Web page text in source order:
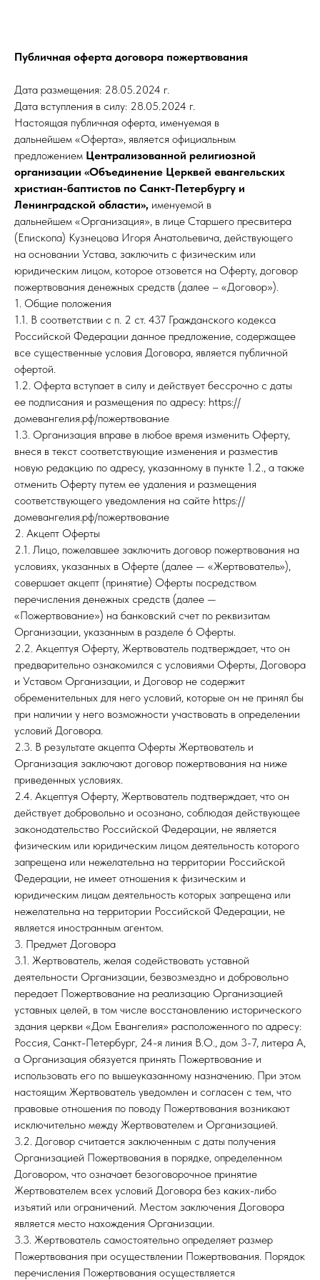
Публичная оферта договора пожертвования
Дата размещения: 28.05.2024 г.
Дата вступления в силу: 28.05.2024 г.
Настоящая публичная оферта, именуемая в
дальнейшем «Оферта», является официальным
предложением Централизованной религиозной
организации «Объединение Церквей евангельских
христиан-баптистов по Санкт-Петербургу и
Ленинградской области», именуемой в
дальнейшем «Организация», в лице Старшего пресвитера
(Епископа) Кузнецова Игоря Анатольевича, действующего
на основании Устава, заключить с физическим или
юридическим лицом, которое отзовется на Оферту, договор
пожертвования денежных средств (далее – «Договор»).
1. Общие положения
1.1. В соответствии с п. 2 ст. 437 Гражданского кодекса
Российской Федерации данное предложение, содержащее
все существенные условия Договора, является публичной
офертой.
1.2. Оферта вступает в силу и действует бессрочно с даты
ее подписания и размещения по адресу: https://
домевангелия.рф/пожертвование
1.3. Организация вправе в любое время изменить Оферту,
внеся в текст соответствующие изменения и разместив
новую редакцию по адресу, указанному в пункте 1.2., а также
отменить Оферту путем ее удаления и размещения
соответствующего уведомления на сайте https://
домевангелия.рф/пожертвование
2. Акцепт Оферты
2.1. Лицо, пожелавшее заключить договор пожертвования на
условиях, указанных в Оферте (далее — «Жертвователь»),
совершает акцепт (принятие) Оферты посредством
перечисления денежных средств (далее —
«Пожертвование») на банковский счет по реквизитам
Организации, указанным в разделе 6 Оферты.
2.2. Акцептуя Оферту, Жертвователь подтверждает, что он
предварительно ознакомился с условиями Оферты, Договора
и Уставом Организации, и Договор не содержит
обременительных для него условий, которые он не принял бы
при наличии у него возможности участвовать в определении
условий Договора.
2.3. В результате акцепта Оферты Жертвователь и
Организация заключают договор пожертвования на ниже
приведенных условиях.
2.4. Акцептуя Оферту, Жертвователь подтверждает, что он
действует добровольно и осознано, соблюдая действующее
законодательство Российской Федерации, не является
физическим или юридическим лицом деятельность которого
запрещена или нежелательна на территории Российской
Федерации, не имеет отношения к физическим и
юридическим лицам деятельность которых запрещена или
нежелательна на территории Российской Федерации, не
является иностранным агентом.
3. Предмет Договора
3.1. Жертвователь, желая содействовать уставной
деятельности Организации, безвозмездно и добровольно
передает Пожертвование на реализацию Организацией
уставных целей, в том числе восстановлению исторического
здания церкви «Дом Евангелия» расположенного по адресу:
Россия, Санкт-Петербург, 24-я линия В.О., дом 3-7, литера А,
а Организация обязуется принять Пожертвование и
использовать его по вышеуказанному назначению. При этом
настоящим Жертвователь уведомлен и согласен с тем, что
правовые отношения по поводу Пожертвования возникают
исключительно между Жертвователем и Организацией.
3.2. Договор считается заключенным с даты получения
Организацией Пожертвования в порядке, определенном
Договором, что означает безоговорочное принятие
Жертвователем всех условий Договора без каких-либо
изъятий или ограничений. Местом заключения Договора
является место нахождения Организации.
3.3. Жертвователь самостоятельно определяет размер
Пожертвования при осуществлении Пожертвования. Порядок
перечисления Пожертвования осуществляется